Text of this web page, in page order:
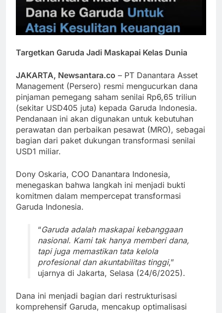
Targetkan Garuda Jadi Maskapai Kelas Dunia
JAKARTA, Newsantara.co – PT Danantara Asset
Management (Persero) resmi mengucurkan dana
pinjaman pemegang saham senilai Rp6,65 triliun
(sekitar USD405 juta) kepada Garuda Indonesia.
Pendanaan ini akan digunakan untuk kebutuhan
perawatan dan perbaikan pesawat (MRO), sebagai
bagian dari paket dukungan transformasi senilai
USD1 miliar.
Dony Oskaria, COO Danantara Indonesia,
menegaskan bahwa langkah ini menjadi bukti
komitmen dalam mempercepat transformasi
Garuda Indonesia.
“Garuda adalah maskapai kebanggaan
nasional. Kami tak hanya memberi dana,
tapi juga memastikan tata kelola
profesional dan akuntabilitas tinggi,”
ujarnya di Jakarta, Selasa (24/6/2025).
Dana ini menjadi bagian dari restrukturisasi
komprehensif Garuda, mencakup optimalisasi